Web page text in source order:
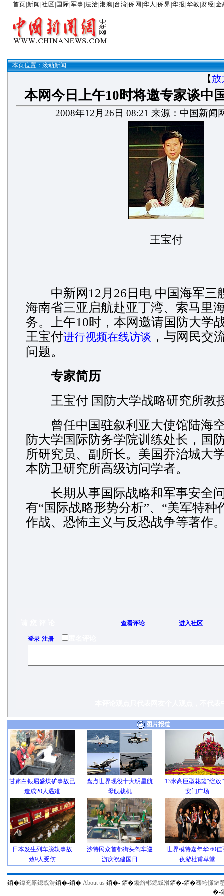
首页 新闻 社区 国际 军事 法治 港澳 台湾 |侨网 华人 |侨界 华报 华教 财经 金
本页位置： 滚动新闻
【放
本网今日上午10时将邀专家谈中
2008年12月26日 08:21 来源：中国新闻
王宝付
中新网12月26日电 中国海军三
海南省三亚启航赴亚丁湾、索马里
务。上午10时，本网邀请国防大学
王宝付进行视频在线访谈 ，与网民交
问题。
专家简历
王宝付 国防大学战略研究所教
曾任中国驻叙利亚大使馆陆海
防大学国际防务学院训练处长，国
所研究员、副所长。美国乔治城大
本防卫研究所高级访问学者。
长期从事国际战略和军事安全
有“国际战略形势分析”、“美军特种
作战、恐怖主义与反恐战争等著作
查看评论 进入社区
登录/ 注册 匿名评论
图片报道
甘肃白银屈盛煤矿事故已
造成20人遇难
盘点世界现役十大明星航
母舰载机
13米高巨型花篮“绽放
安门广场
日本发生列车脱轨事故
致9人受伤
沙特民众首都街头驾车巡
游庆祝建国日
世界模特嘉年华 60佳
夜游杜甫草堂
銆�鍏充簬鎴戜滑銆�-銆� About us 銆�- 銆�鑱旂郴鎴戜滑銆�-銆�骞垮憡鏈
�-